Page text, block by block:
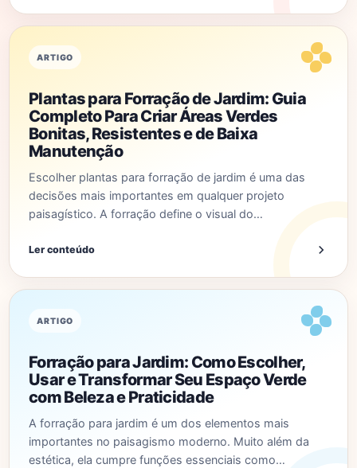
ARTIGO
Plantas para Forração de Jardim: Guia
Completo Para Criar Áreas Verdes
Bonitas, Resistentes e de Baixa
Manutenção
Escolher plantas para forração de jardim é uma das
decisões mais importantes em qualquer projeto
paisagístico. A forração define o visual do…
Ler conteúdo
ARTIGO
Forração para Jardim: Como Escolher,
Usar e Transformar Seu Espaço Verde
com Beleza e Praticidade
A forração para jardim é um dos elementos mais
importantes no paisagismo moderno. Muito além da
estética, ela cumpre funções essenciais como…